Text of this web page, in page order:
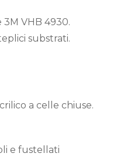
VHB 4930.
substrati.
a celle chiuse.
e fustellati